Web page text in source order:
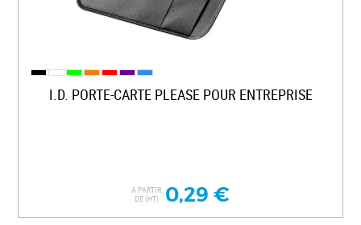
I.D. PORTE-CARTE PLEASE POUR ENTREPRISE
A PARTIR
DE (HT) 0,29 €